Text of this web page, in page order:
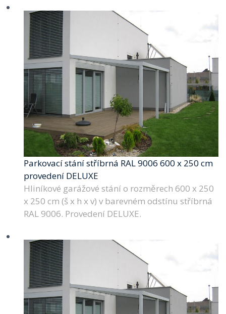
Parkovací stání stříbrná RAL 9006 600 x 250 cm
provedení DELUXE
Hliníkové garážové stání o rozměrech 600 x 250
x 250 cm (š x h x v) v barevném odstínu stříbrná
RAL 9006. Provedení DELUXE.